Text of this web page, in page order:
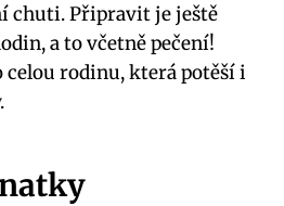
chuti. Připravit je ještě
a to včetně pečení!
celou rodinu, která potěší i